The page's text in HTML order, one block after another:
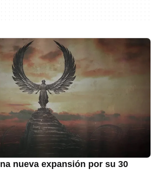
nueva expansión por su 30